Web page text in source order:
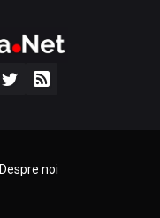
Despre noi